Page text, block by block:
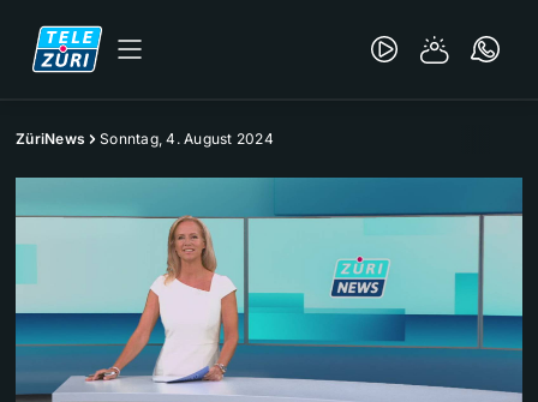
ZüriNews Sonntag, 4. August 2024